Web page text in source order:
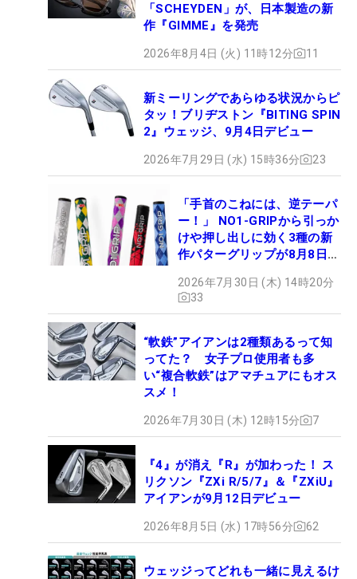
「SCHEYDEN」が、日本製造の新
作『GIMME』を発売
2026年8月4日 (火) 11時12分 11
新ミーリングであらゆる状況からピ
タッ！ブリヂストン『BITING SPIN
2』ウェッジ、9月4日デビュー
2026年7月29日 (水) 15時36分 23
「手首のこねには、逆テーパ
ー！」 NO1-GRIPから引っか
けや押し出しに効く3種の新
作パターグリップが8月8日デ
2026年7月30日 (木) 14時20分
33
“軟鉄”アイアンは2種類あるって知
ってた？ 女子プロ使用者も多
い“複合軟鉄”はアマチュアにもオス
スメ！
2026年7月30日 (木) 12時15分 7
『4』が消え『R』が加わった！ ス
リクソン『ZXi R/5/7』＆『ZXiU』
アイアンが9月12日デビュー
2026年8月5日 (水) 17時56分 62
ウェッジってどれも一緒に見えるけ